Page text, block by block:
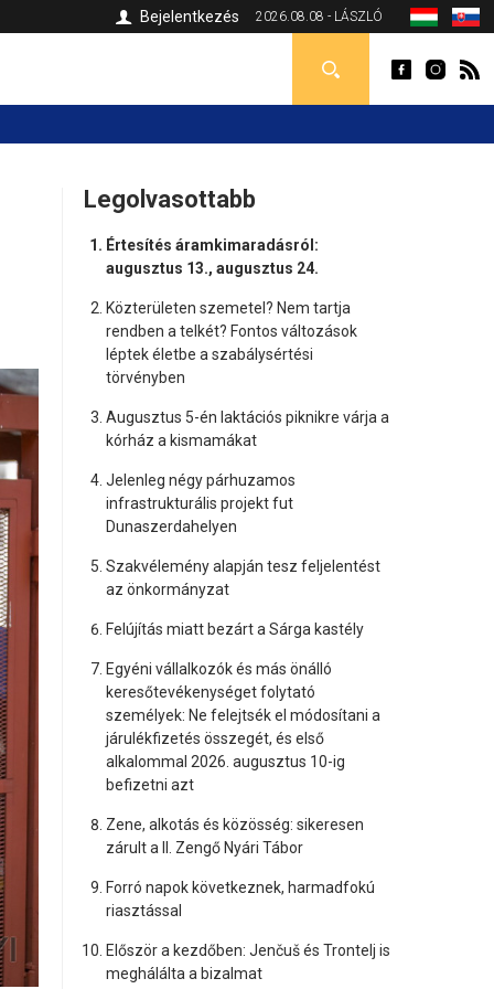
2026.08.08 - LÁSZLÓ
Bejelentkezés
Legolvasottabb
Értesítés áramkimaradásról:
augusztus 13., augusztus 24.
Közterületen szemetel? Nem tartja
rendben a telkét? Fontos változások
léptek életbe a szabálysértési
törvényben
Augusztus 5-én laktációs piknikre várja a
kórház a kismamákat
Jelenleg négy párhuzamos
infrastrukturális projekt fut
Dunaszerdahelyen
Szakvélemény alapján tesz feljelentést
az önkormányzat
Felújítás miatt bezárt a Sárga kastély
Egyéni vállalkozók és más önálló
keresőtevékenységet folytató
személyek: Ne felejtsék el módosítani a
járulékfizetés összegét, és első
alkalommal 2026. augusztus 10-ig
befizetni azt
Zene, alkotás és közösség: sikeresen
zárult a II. Zengő Nyári Tábor
Forró napok következnek, harmadfokú
riasztással
Először a kezdőben: Jenčuš és Trontelj is
meghálálta a bizalmat